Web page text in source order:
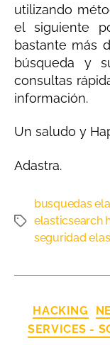
utilizando
el siguiente
bastante más
búsqueda y
consultas
información.
Un saludo y
Adastra.
busquedas
elasticsearch
seguridad
HACKING
SERVICES -